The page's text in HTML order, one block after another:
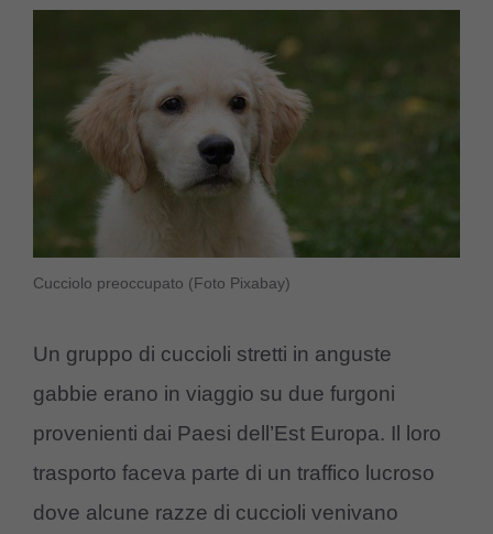
Cucciolo preoccupato (Foto Pixabay)
Un gruppo di cuccioli stretti in anguste
gabbie erano in viaggio su due furgoni
provenienti dai Paesi dell’Est Europa. Il loro
trasporto faceva parte di un traffico lucroso
dove alcune razze di cuccioli venivano